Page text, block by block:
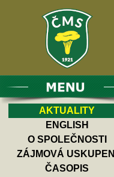
AKTUALITY
ENGLISH
O SPOLEČNOSTI
ZÁJMOVÁ USKUPENÍ
ČASOPIS